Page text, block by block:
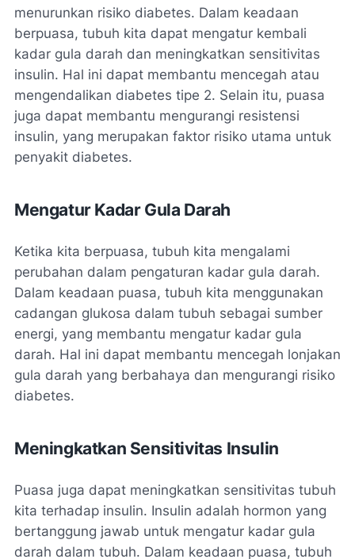
menurunkan risiko diabetes. Dalam keadaan
berpuasa, tubuh kita dapat mengatur kembali
kadar gula darah dan meningkatkan sensitivitas
insulin. Hal ini dapat membantu mencegah atau
mengendalikan diabetes tipe 2. Selain itu, puasa
juga dapat membantu mengurangi resistensi
insulin, yang merupakan faktor risiko utama untuk
penyakit diabetes.
Mengatur Kadar Gula Darah
Ketika kita berpuasa, tubuh kita mengalami
perubahan dalam pengaturan kadar gula darah.
Dalam keadaan puasa, tubuh kita menggunakan
cadangan glukosa dalam tubuh sebagai sumber
energi, yang membantu mengatur kadar gula
darah. Hal ini dapat membantu mencegah lonjakan
gula darah yang berbahaya dan mengurangi risiko
diabetes.
Meningkatkan Sensitivitas Insulin
Puasa juga dapat meningkatkan sensitivitas tubuh
kita terhadap insulin. Insulin adalah hormon yang
bertanggung jawab untuk mengatur kadar gula
darah dalam tubuh. Dalam keadaan puasa, tubuh